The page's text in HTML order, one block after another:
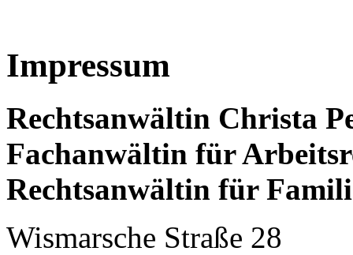
Impressum
Rechtsanwältin Christa
Fachanwältin für
Rechtsanwältin für
Wismarsche Straße 28